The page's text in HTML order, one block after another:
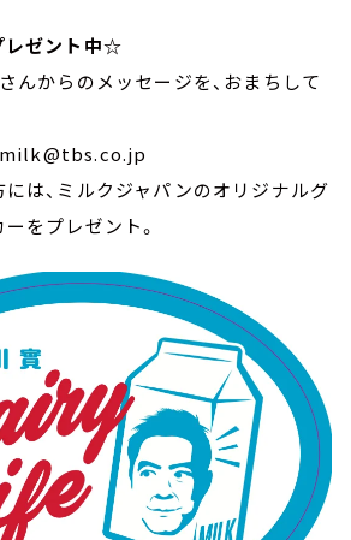
レゼント中☆
んからのメッセージを、おまちして
milk@tbs.co.jp
は、ミルクジャパンのオリジナルグ
をプレゼント。